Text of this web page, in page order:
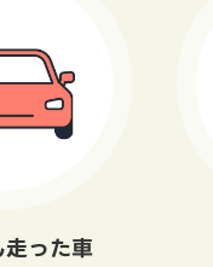
走った車